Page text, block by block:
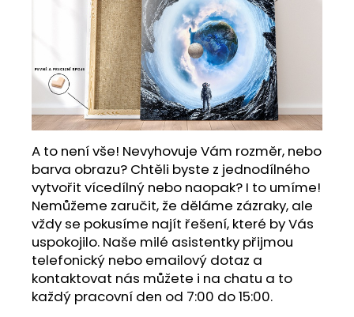
A to není vše! Nevyhovuje Vám rozměr, nebo
barva obrazu? Chtěli byste z jednodílného
vytvořit vícedílný nebo naopak? I to umíme!
Nemůžeme zaručit, že děláme zázraky, ale
vždy se pokusíme najít řešení, které by Vás
uspokojilo. Naše milé asistentky přijmou
telefonický nebo emailový dotaz a
kontaktovat nás můžete i na chatu a to
každý pracovní den od 7:00 do 15:00.